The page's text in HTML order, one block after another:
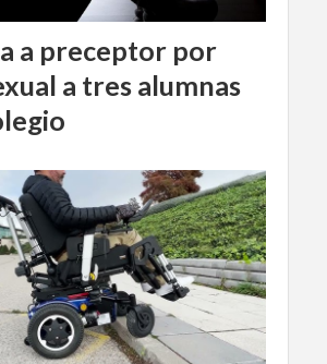
a preceptor por
a tres alumnas